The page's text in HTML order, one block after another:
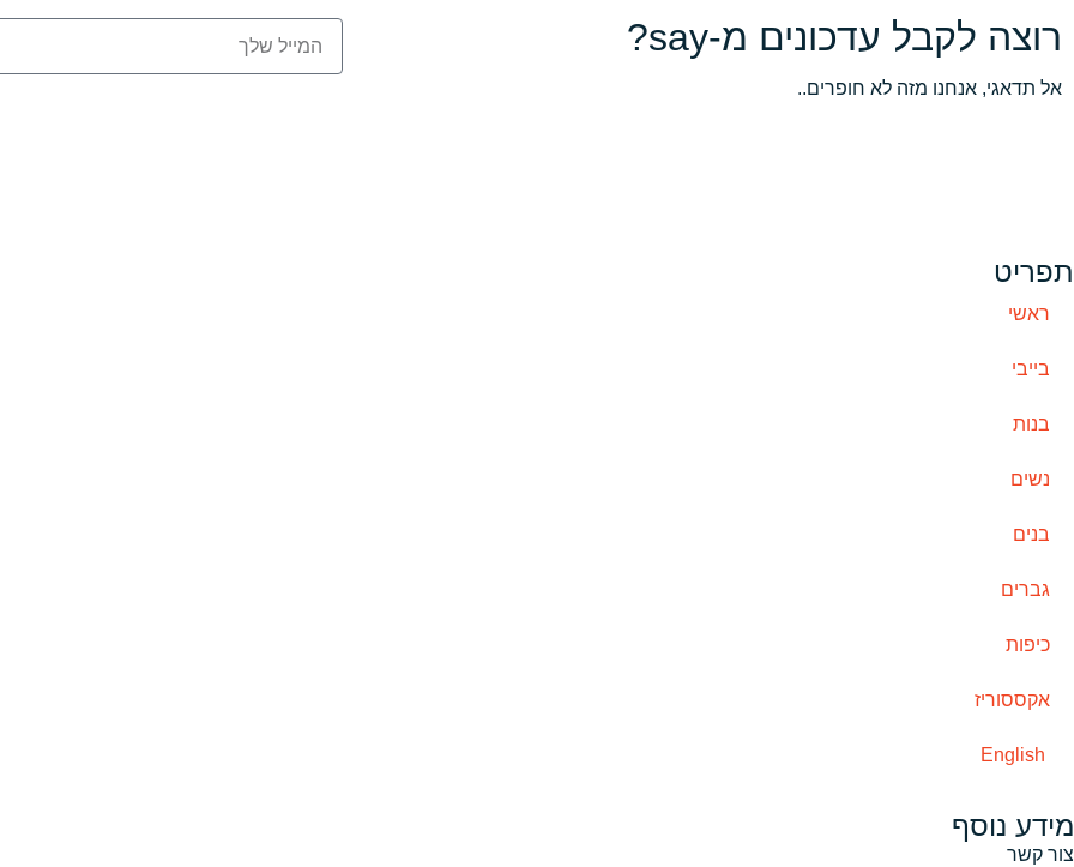
רוצה לקבל עדכונים מ-say?
אל תדאגי, אנחנו מזה לא חופרים..
תפריט
ראשי
בייבי
בנות
נשים
בנים
גברים
כיפות
אקססוריז
English
מידע נוסף
צור קשר